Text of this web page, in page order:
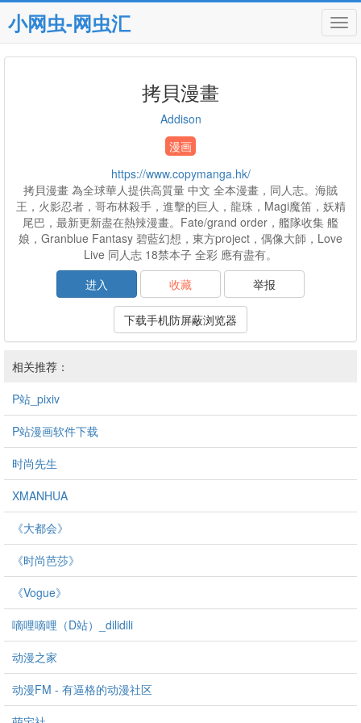
小网虫-网虫汇
拷貝漫畫
Addison
漫画
https://www.copymanga.hk/
拷貝漫畫 為全球華人提供高質量 中文 全本漫畫，同人志。海賊
王，火影忍者，哥布林殺手，進擊的巨人，龍珠，Magi魔笛，妖精
尾巴，最新更新盡在熱辣漫畫。Fate/grand order，艦隊收集 艦
娘，Granblue Fantasy 碧藍幻想，東方project，偶像大師，Love
Live 同人志 18禁本子 全彩 應有盡有。
进入
收藏 举报
下载手机防屏蔽浏览器
相关推荐：
P站_pixiv
P站漫画软件下载
时尚先生
XMANHUA
《大都会》
《时尚芭莎》
《Vogue》
嘀哩嘀哩（D站）_dilidili
动漫之家
动漫FM - 有逼格的动漫社区